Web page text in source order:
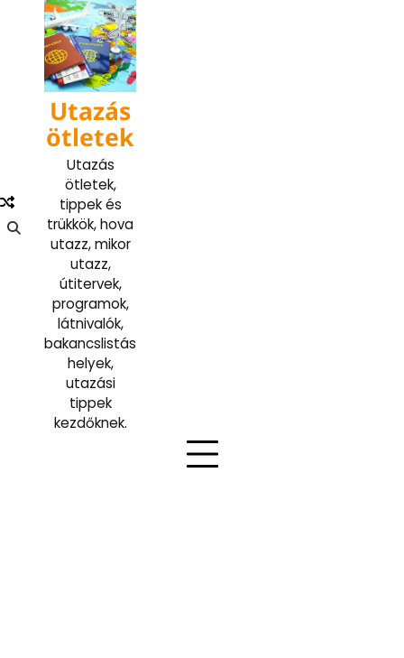
content
Utazás
ötletek
Utazás
ötletek,
tippek és
trükkök, hova
utazz, mikor
utazz,
útitervek,
programok,
látnivalók,
bakancslistás
helyek,
utazási
tippek
kezdőknek.